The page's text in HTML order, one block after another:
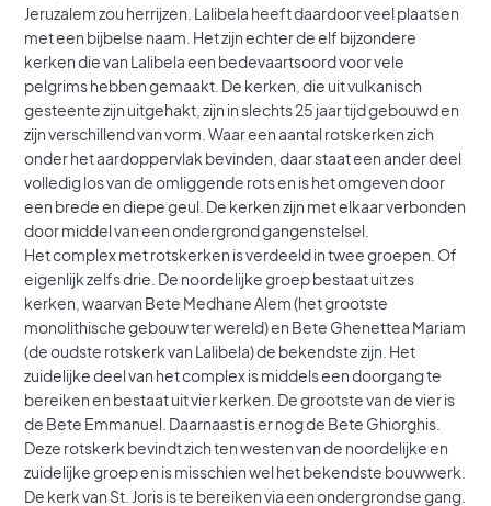
Jeruzalem zou herrijzen. Lalibela heeft daardoor veel plaatsen
met een bijbelse naam. Het zijn echter de elf bijzondere
kerken die van Lalibela een bedevaartsoord voor vele
pelgrims hebben gemaakt. De kerken, die uit vulkanisch
gesteente zijn uitgehakt, zijn in slechts 25 jaar tijd gebouwd en
zijn verschillend van vorm. Waar een aantal rotskerken zich
onder het aardoppervlak bevinden, daar staat een ander deel
volledig los van de omliggende rots en is het omgeven door
een brede en diepe geul. De kerken zijn met elkaar verbonden
door middel van een ondergrond gangenstelsel.
Het complex met rotskerken is verdeeld in twee groepen. Of
eigenlijk zelfs drie. De noordelijke groep bestaat uit zes
kerken, waarvan Bete Medhane Alem (het grootste
monolithische gebouw ter wereld) en Bete Ghenettea Mariam
(de oudste rotskerk van Lalibela) de bekendste zijn. Het
zuidelijke deel van het complex is middels een doorgang te
bereiken en bestaat uit vier kerken. De grootste van de vier is
de Bete Emmanuel. Daarnaast is er nog de Bete Ghiorghis.
Deze rotskerk bevindt zich ten westen van de noordelijke en
zuidelijke groep en is misschien wel het bekendste bouwwerk.
De kerk van St. Joris is te bereiken via een ondergrondse gang.